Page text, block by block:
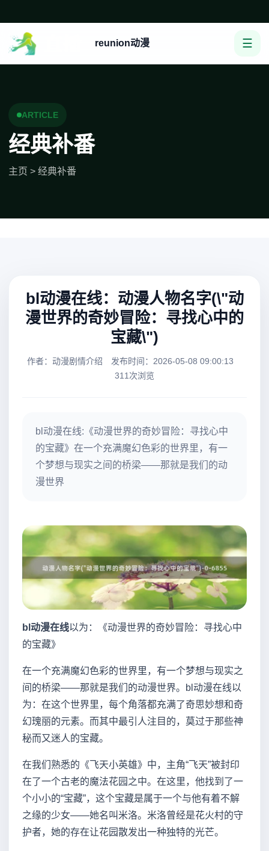
reunion动漫 ☰
ARTICLE
经典补番
主页 > 经典补番
bl动漫在线：动漫人物名字(\"动
漫世界的奇妙冒险：寻找心中的
宝藏\")
作者：动漫剧情介绍
发布时间：2026-05-08 09:00:13
311次浏览
bl动漫在线:《动漫世界的奇妙冒险：寻找心中
的宝藏》在一个充满魔幻色彩的世界里，有一
个梦想与现实之间的桥梁——那就是我们的动
漫世界
bl动漫在线以为：《动漫世界的奇妙冒险：寻找心中
的宝藏》
在一个充满魔幻色彩的世界里，有一个梦想与现实之
间的桥梁——那就是我们的动漫世界。bl动漫在线以
为：在这个世界里，每个角落都充满了奇思妙想和奇
幻瑰丽的元素。而其中最引人注目的，莫过于那些神
秘而又迷人的宝藏。
在我们熟悉的《飞天小英雄》中，主角“飞天”被封印
在了一个古老的魔法花园之中。在这里，他找到了一
个小小的“宝藏”，这个宝藏是属于一个与他有着不解
之缘的少女——她名叫米洛。米洛曾经是花火村的守
护者，她的存在让花园散发出一种独特的光芒。